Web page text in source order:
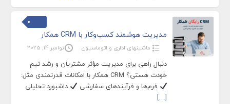
مدیریت هوشمند کسب‌وکار با CRM همکار
ماشینهای اداری و اتوماسیون نوامبر 14, 2025
دنبال راهی برای مدیریت مؤثر مشتریان و رشد تیم
خودت هستی؟ CRM همکار با امکانات قدرتمندی مثل:
فرم‌ها و فرآیندهای سفارشی
داشبورد تحلیلی
[…]